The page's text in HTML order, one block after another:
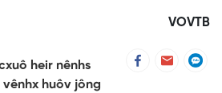
VOVTB
heir nênhs
huôv jông